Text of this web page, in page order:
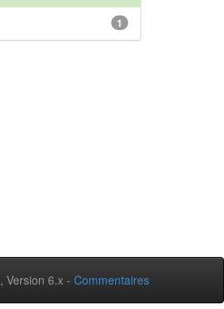
1
, Version 6.x - Commentaires